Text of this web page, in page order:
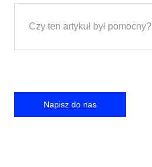
Czy ten artykuł był pomocny?
Napisz do nas